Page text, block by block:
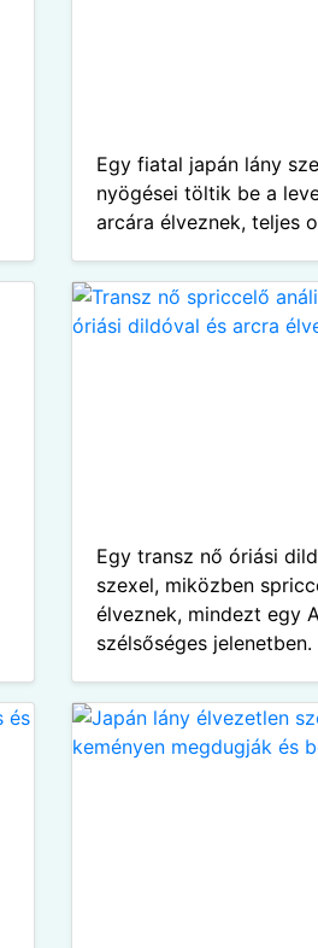
Egy fiatal japán lány
nyögései töltik be a
arcára élveznek, teljes
Egy transz nő óriási
szexel, miközben
élveznek, mindezt egy
szélsőséges jelenetben.